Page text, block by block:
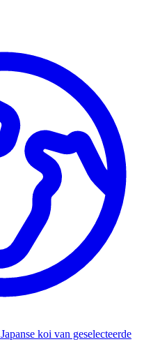
Japanse koi van geselecteerde